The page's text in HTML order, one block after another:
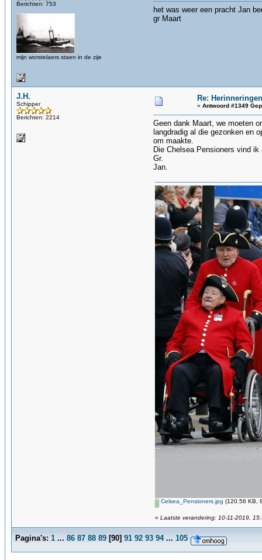
Berichten: 753
mijn worstelaers staen in de zije
het was weer een pracht Jan
gr Maart
J.H.
Schipper
Berichten: 2214
Re:
« Antwoord #1349
Geen dank Maart, we moeten
langdradig al die gezonken en
om maakte.
Die Chelsea Pensioners vind
Gr.
Jan.
Celsea_Pensioners.jpg (120.56 KB,
« Laatste verandering: 10-11-2019,
Pagina's: 1 ... 86 87 88 89 [90] 91 92 93 94 ... 105